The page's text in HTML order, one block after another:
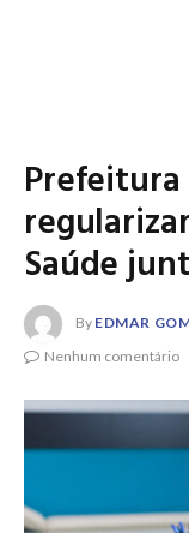
Prefeitura
Saúde
By EDMAR
Nenhum comentário